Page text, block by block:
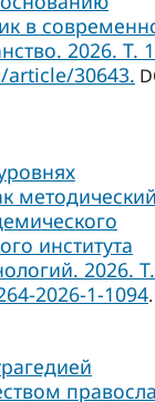
в
2026. Т.
30643.
института
2026.
2026-1-1094.